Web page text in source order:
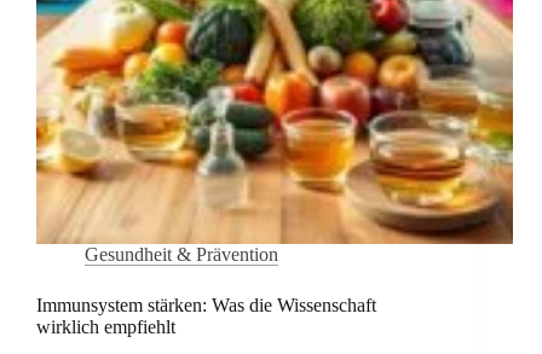
Gesundheit & Prävention
Immunsystem stärken: Was die Wissenschaft
wirklich empfiehlt